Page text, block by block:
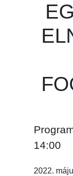
14:00
2022.